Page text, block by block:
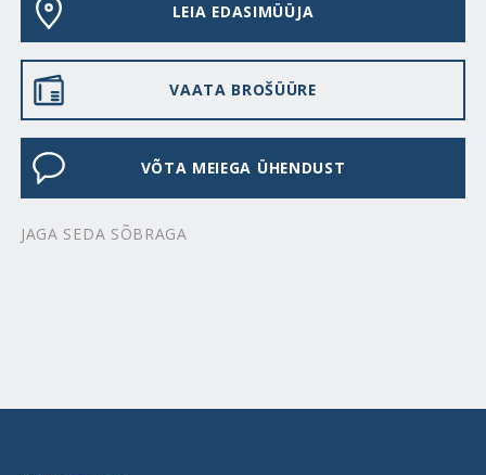
LEIA EDASIMÜÜJA
VAATA BROŠÜÜRE
VÕTA MEIEGA ÜHENDUST
JAGA SEDA SÕBRAGA